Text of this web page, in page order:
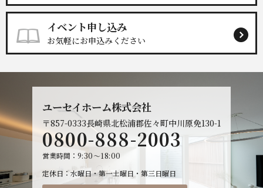
イベント申し込み
お気軽にお申込みください
ユーセイホーム株式会社
〒857-0333長崎県北松浦郡佐々町中川原免130-1
0800-888-2003
営業時間
9:30～18:00
定休日
水曜日・第一土曜日・第三日曜日